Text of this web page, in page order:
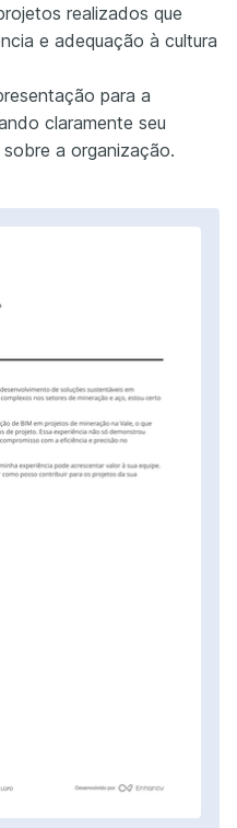
realizados que
e adequação à cultura
para a
claramente seu
a organização.